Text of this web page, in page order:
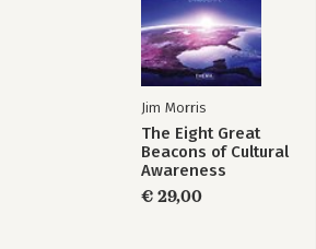
Jim Morris
The Eight Great
Beacons of Cultural
Awareness
€ 29,00